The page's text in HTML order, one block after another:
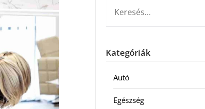
Kategóriák
Autó
Egészség